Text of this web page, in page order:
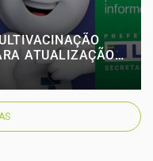
ATUALIZAÇÃO